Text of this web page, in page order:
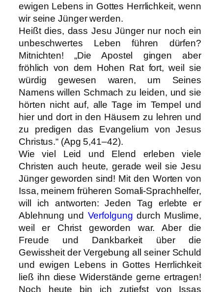
ewigen Lebens in Gottes Herrlichkeit, wenn
wir seine Jünger werden.
Heißt dies, dass Jesu Jünger nur noch ein
unbeschwertes Leben führen dürfen?
Mitnichten! „Die Apostel gingen aber
fröhlich von dem Hohen Rat fort, weil sie
würdig gewesen waren, um Seines
Namens willen Schmach zu leiden, und sie
hörten nicht auf, alle Tage im Tempel und
hier und dort in den Häusern zu lehren und
zu predigen das Evangelium von Jesus
Christus.“ (Apg 5,41–42).
Wie viel Leid und Elend erleben viele
Christen auch heute, gerade weil sie Jesu
Jünger geworden sind! Mit den Worten von
Issa, meinem früheren Somali-Sprachhelfer,
will ich antworten: Jeden Tag erlebte er
Ablehnung und Verfolgung durch Muslime,
weil er Christ geworden war. Aber die
Freude und Dankbarkeit über die
Gewissheit der Vergebung all seiner Schuld
und ewigen Lebens in Gottes Herrlichkeit
ließ ihn diese Widerstände gerne ertragen!
Noch heute bin ich zutiefst von Issas